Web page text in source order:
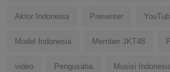
Aktor Indonesia Presenter
Model Indonesia Member JKT48
video Pengusaha Musisi